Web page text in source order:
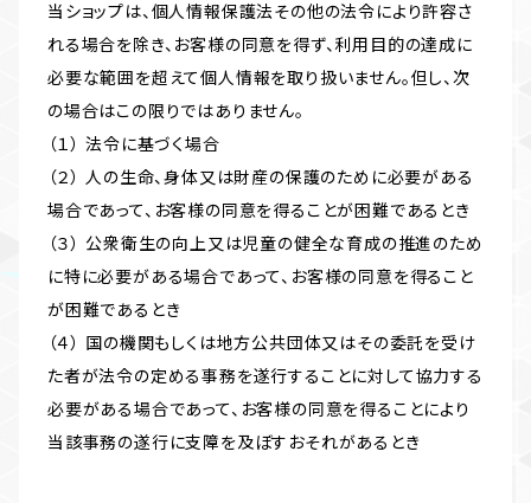
当ショップは、個人情報保護法その他の法令により許容さ
れる場合を除き、お客様の同意を得ず、利用目的の達成に
必要な範囲を超えて個人情報を取り扱いません。但し、次
の場合はこの限りではありません。
（１） 法令に基づく場合
（２） 人の生命、身体又は財産の保護のために必要がある
場合であって、お客様の同意を得ることが困難であるとき
（３） 公衆衛生の向上又は児童の健全な育成の推進のため
に特に必要がある場合であって、お客様の同意を得ること
が困難であるとき
（４） 国の機関もしくは地方公共団体又はその委託を受け
た者が法令の定める事務を遂行することに対して協力する
必要がある場合であって、お客様の同意を得ることにより
当該事務の遂行に支障を及ぼすおそれがあるとき